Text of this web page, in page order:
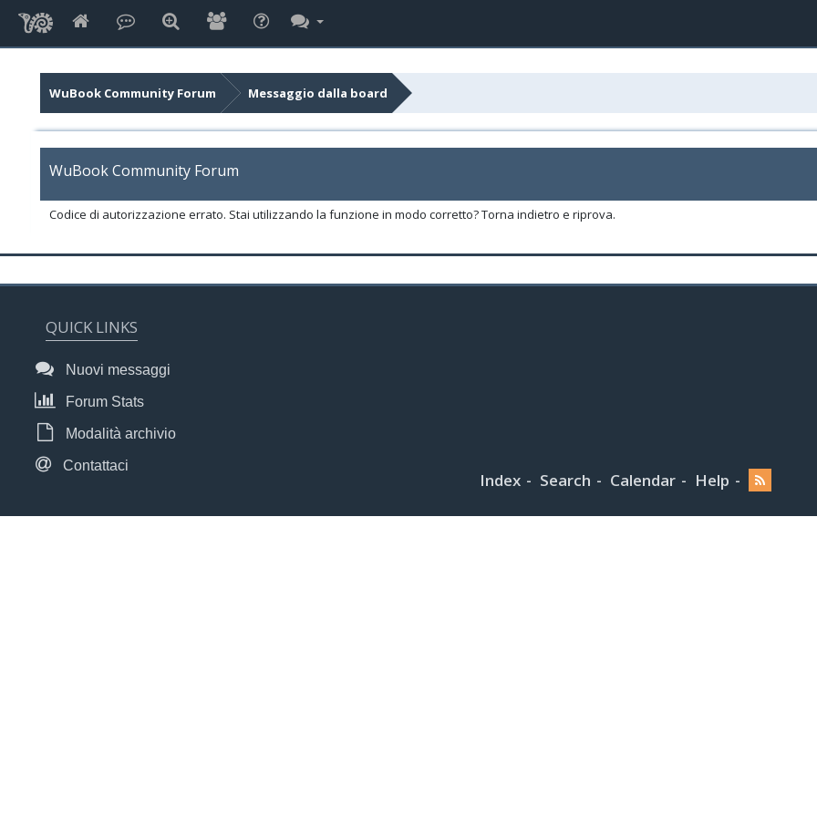
WuBook Community Forum Messaggio dalla board
WuBook Community Forum
Codice di autorizzazione errato. Stai utilizzando la funzione in modo corretto? Torna indietro e riprova.
QUICK LINKS
Nuovi messaggi
Forum Stats
Modalità archivio
Contattaci
Index Search Calendar Help